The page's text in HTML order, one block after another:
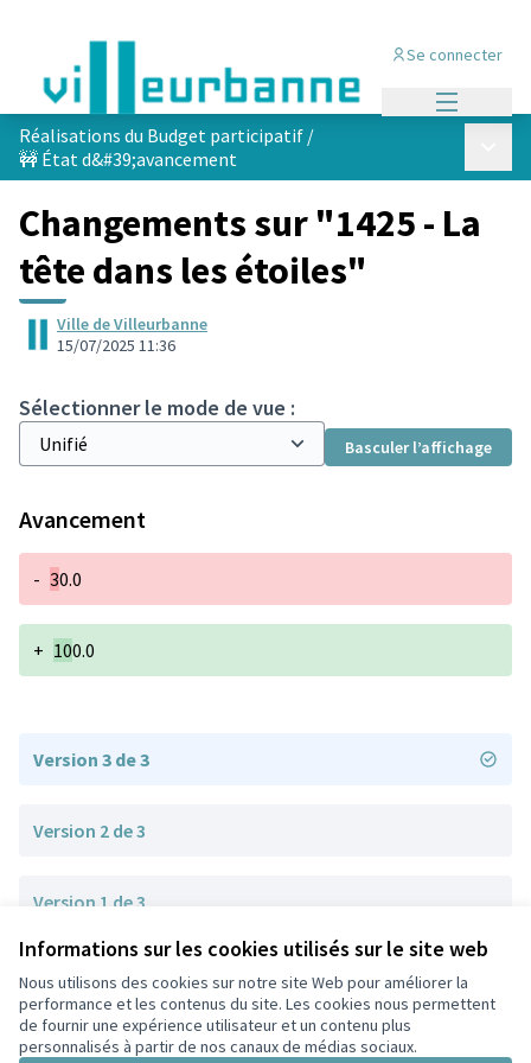
Informations sur les cookies utilisés sur le site web
Nous utilisons des cookies sur notre site Web pour améliorer la
performance et les contenus du site. Les cookies nous permettent
de fournir une expérience utilisateur et un contenu plus
personnalisés à partir de nos canaux de médias sociaux.
Se connecter
Réalisations du Budget participatif /
🚧 État d&#39;avancement
Changements sur "1425 - La
tête dans les étoiles"
Ville de Villeurbanne
15/07/2025 11:36
Sélectionner le mode de vue :
Basculer l’affichage
Avancement
- 30.0
+ 100.0
Version 3 de 3
Version 2 de 3
Version 1 de 3
Conditions d'utilisation
Paramètres des cookies
Participez Villeurbanne sur X
Participez Villeurbanne sur Facebook
Participez Villeurbanne sur Instagram
Participez Villeurbanne sur YouTube